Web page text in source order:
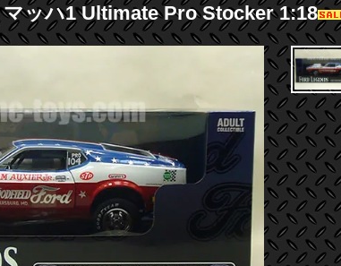
ッハ1 Ultimate Pro Stocker 1:18